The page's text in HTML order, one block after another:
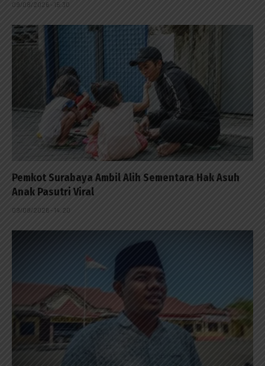
09/08/2026 - 15:30
Pemkot Surabaya Ambil Alih Sementara Hak Asuh
Anak Pasutri Viral
09/08/2026 - 14:20